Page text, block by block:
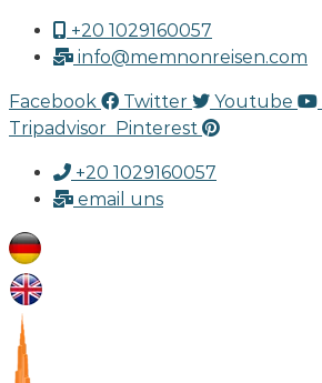
+20 1029160057
info@memnonreisen.com
Facebook Twitter Youtube
Tripadvisor Pinterest
+20 1029160057
email uns